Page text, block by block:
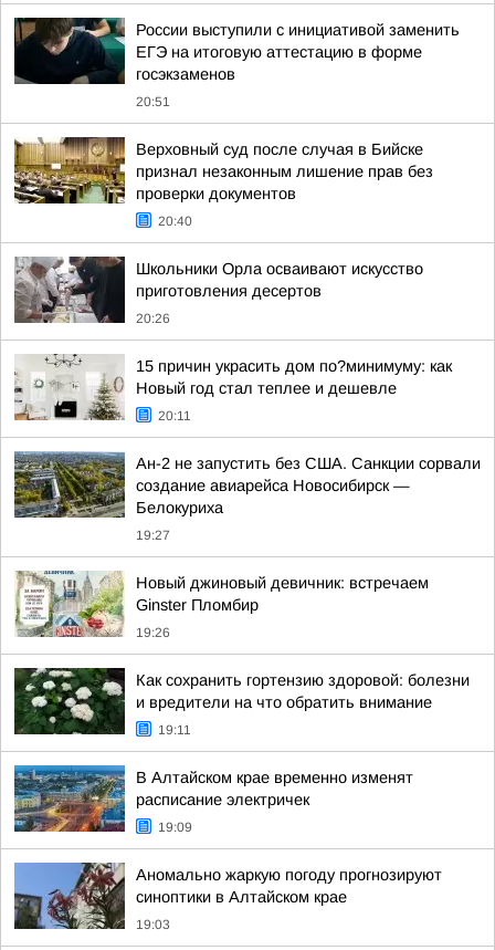
России выступили с инициативой заменить
ЕГЭ на итоговую аттестацию в форме
госэкзаменов
20:51
Верховный суд после случая в Бийске
признал незаконным лишение прав без
проверки документов
20:40
Школьники Орла осваивают искусство
приготовления десертов
20:26
15 причин украсить дом по?минимуму: как
Новый год стал теплее и дешевле
20:11
Ан-2 не запустить без США. Санкции сорвали
создание авиарейса Новосибирск —
Белокуриха
19:27
Новый джиновый девичник: встречаем
Ginster Пломбир
19:26
Как сохранить гортензию здоровой: болезни
и вредители на что обратить внимание
19:11
В Алтайском крае временно изменят
расписание электричек
19:09
Аномально жаркую погоду прогнозируют
синоптики в Алтайском крае
19:03